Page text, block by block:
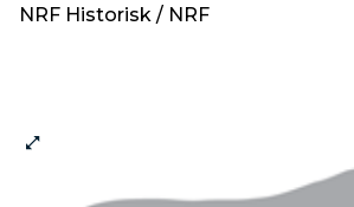
NRF Historisk / NRF